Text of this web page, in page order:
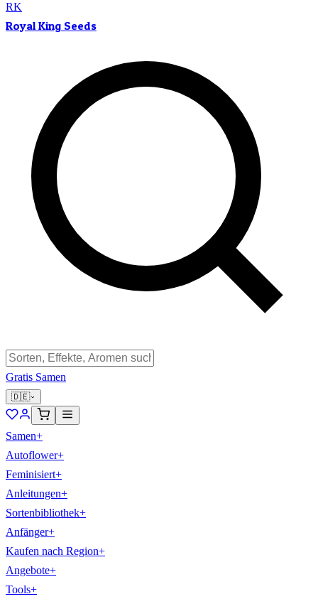
RK
Royal King Seeds
Gratis Samen
🇩🇪
Samen+
Autoflower+
Feminisiert+
Anleitungen+
Sortenbibliothek+
Anfänger+
Kaufen nach Region+
Angebote+
Tools+